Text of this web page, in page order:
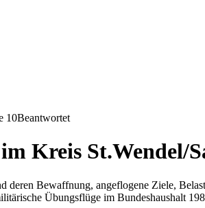
10Beantwortet
Kreis St.Wendel/
deren Bewaffnung, angeflogene Ziele,
Übungsflüge im Bundeshaushalt